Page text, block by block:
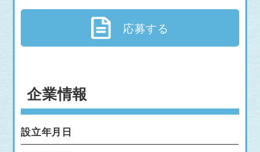
応募する
企業情報
設立年月日